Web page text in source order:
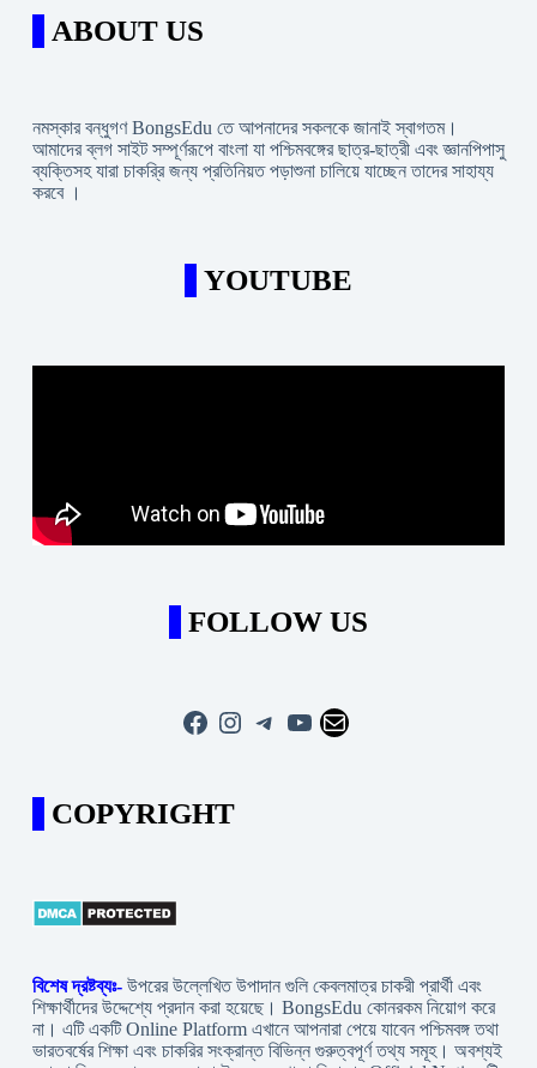
ABOUT US
নমস্কার বন্ধুগণ BongsEdu তে আপনাদের সকলকে জানাই স্বাগতম।
আমাদের ব্লগ সাইট সম্পূর্ণরূপে বাংলা যা পশ্চিমবঙ্গের ছাত্র-ছাত্রী এবং জ্ঞানপিপাসু
ব্যক্তিসহ যারা চাকরি্র জন্য প্রতিনিয়ত পড়াশুনা চালিয়ে যাচ্ছেন তাদের সাহায্য
করবে ।
YOUTUBE
FOLLOW US
Facebook
Instagram
Telegram
YouTube
Mail
COPYRIGHT
বিশেষ দ্রষ্টব্যঃ- উপরের উল্লেখিত উপাদান গুলি কেবলমাত্র চাকরী প্রার্থী এবং
শিক্ষার্থীদের উদ্দেশ্যে প্রদান করা হয়েছে। BongsEdu কোনরকম নিয়োগ করে
না। এটি একটি Online Platform এখানে আপনারা পেয়ে যাবেন পশ্চিমবঙ্গ তথা
ভারতবর্ষের শিক্ষা এবং চাকরির সংক্রান্ত বিভিন্ন গুরুত্বপূর্ণ তথ্য সমূহ। অবশ্যই